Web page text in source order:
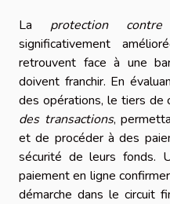
La protection
significativement
retrouvent face à une
doivent franchir. En
des opérations, le tiers de
des transactions,
et de procéder à des
sécurité de leurs fonds.
paiement en ligne
démarche dans le circuit